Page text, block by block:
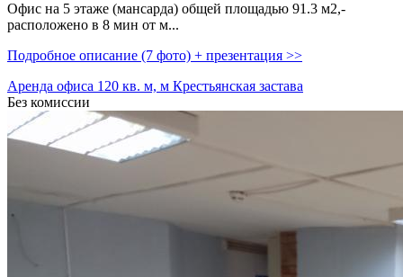
Офис на 5 этаже (мансарда) общей площадью 91.3 м2,­
расположено в 8 мин от м...
Подробное описание (7 фото) + презентация >>
Аренда офиса 120 кв. м, м Крестьянская застава
Без комиссии